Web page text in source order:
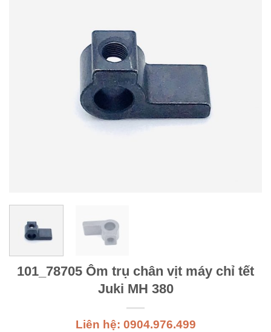
101_78705 Ôm trụ chân vịt máy chỉ tết
Juki MH 380
Liên hệ: 0904.976.499